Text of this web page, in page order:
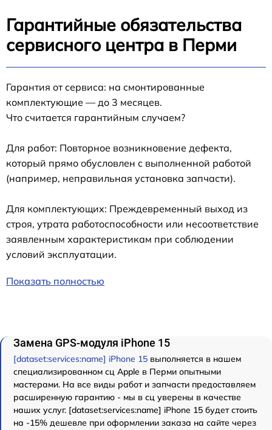
Гарантийные обязательства
сервисного центра в Перми
Гарантия от сервиса: на смонтированные
комплектующие — до 3 месяцев.
Что считается гарантийным случаем?
Для работ: Повторное возникновение дефекта,
который прямо обусловлен с выполненной работой
(например, неправильная установка запчасти).
Для комплектующих: Преждевременный выход из
строя, утрата работоспособности или несоответствие
заявленным характеристикам при соблюдении
условий эксплуатации.
Показать полностью
Замена GPS-модуля iPhone 15
[dataset:services:name] iPhone 15 выполняется в нашем
специализированном сц Apple в Перми опытными
мастерами. На все виды работ и запчасти предоставляем
расширенную гарантию - мы в сц уверены в качестве
наших услуг. [dataset:services:name] iPhone 15 будет стоить
на -15% дешевле при оформлении заказа на сайте через